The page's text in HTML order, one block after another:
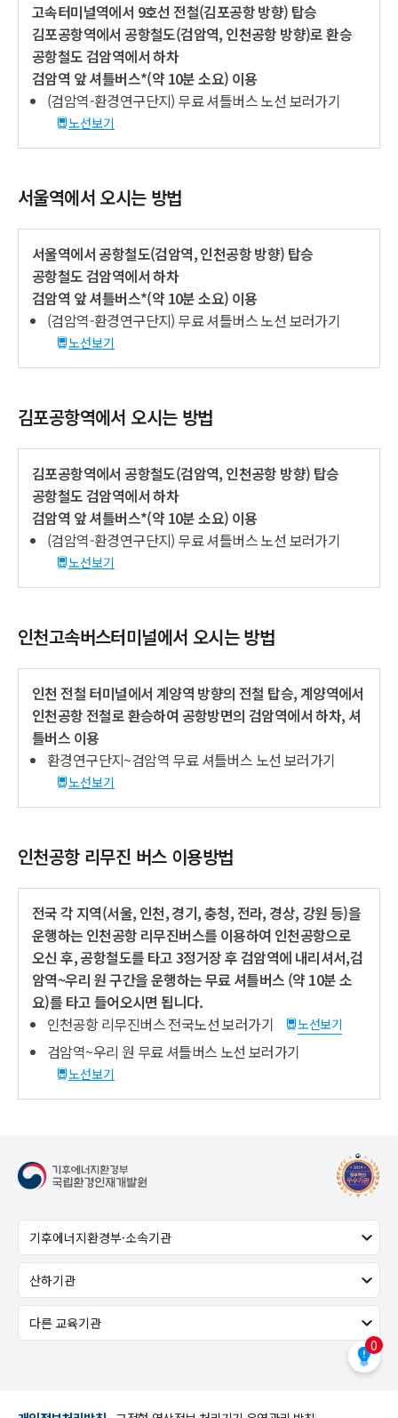
고속터미널역에서 9호선 전철(김포공항 방향) 탑승
김포공항역에서 공항철도(검암역, 인천공항 방향)로 환승
공항철도 검암역에서 하차
검암역 앞 셔틀버스*(약 10분 소요) 이용
(검암역-환경연구단지) 무료 셔틀버스 노선 보러가기
노선보기
서울역에서 오시는 방법
서울역에서 공항철도(검암역, 인천공항 방향) 탑승
공항철도 검암역에서 하차
검암역 앞 셔틀버스*(약 10분 소요) 이용
(검암역-환경연구단지) 무료 셔틀버스 노선 보러가기
노선보기
김포공항역에서 오시는 방법
김포공항역에서 공항철도(검암역, 인천공항 방향) 탑승
공항철도 검암역에서 하차
검암역 앞 셔틀버스*(약 10분 소요) 이용
(검암역-환경연구단지) 무료 셔틀버스 노선 보러가기
노선보기
인천고속버스터미널에서 오시는 방법
인천 전철 터미널에서 계양역 방향의 전철 탑승, 계양역에서
인천공항 전철로 환승하여 공항방면의 검암역에서 하차, 셔
틀버스 이용
환경연구단지~검암역 무료 셔틀버스 노선 보러가기
노선보기
인천공항 리무진 버스 이용방법
전국 각 지역(서울, 인천, 경기, 충청, 전라, 경상, 강원 등)을
운행하는 인천공항 리무진버스를 이용하여 인천공항으로
오신 후, 공항철도를 타고 3정거장 후 검암역에 내리셔서,검
암역~우리 원 구간을 운행하는 무료 셔틀버스 (약 10분 소
요)를 타고 들어오시면 됩니다.
인천공항 리무진버스 전국노선 보러가기
노선보기
검암역~우리 원 무료 셔틀버스 노선 보러가기
노선보기
0